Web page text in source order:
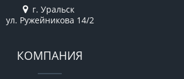
г. Уральск
ул. Ружейникова 14/2
КОМПАНИЯ